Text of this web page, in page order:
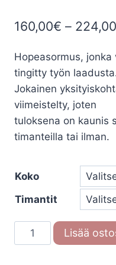
160,00€ – 224,00
Hopeasormus,
tingitty työn
Jokainen
viimeistelty, joten
tuloksena on kaunis
timanteilla tai ilman.
Koko
Timantit
Silver
Inspiration
Lisää